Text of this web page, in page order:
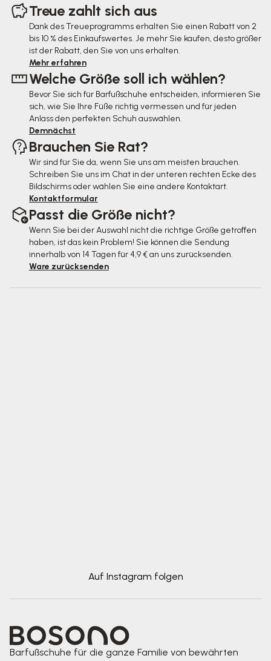
Treue zahlt sich aus
Dank des Treueprogramms erhalten Sie einen Rabatt von 2
bis 10 % des Einkaufswertes. Je mehr Sie kaufen, desto größer
ist der Rabatt, den Sie von uns erhalten.
Mehr erfahren
Welche Größe soll ich wählen?
Bevor Sie sich für Barfußschuhe entscheiden, informieren Sie
sich, wie Sie Ihre Füße richtig vermessen und für jeden
Anlass den perfekten Schuh auswählen.
Demnächst
Brauchen Sie Rat?
Wir sind für Sie da, wenn Sie uns am meisten brauchen.
Schreiben Sie uns im Chat in der unteren rechten Ecke des
Bildschirms oder wählen Sie eine andere Kontaktart.
Kontaktformular
Passt die Größe nicht?
Wenn Sie bei der Auswahl nicht die richtige Größe getroffen
haben, ist das kein Problem! Sie können die Sendung
innerhalb von 14 Tagen für 4,9 € an uns zurücksenden.
Ware zurücksenden
Auf Instagram folgen
Barfußschuhe für die ganze Familie von bewährten